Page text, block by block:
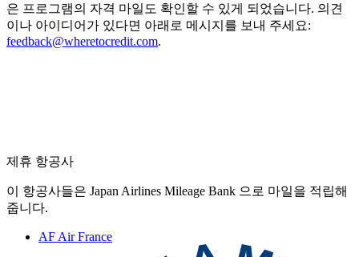
은 프로그램의 자격 마일도 확인할 수 있게 되었습니다. 의견
이나 아이디어가 있다면 아래로 메시지를 보내 주세요:
feedback@wheretocredit.com.
제휴 항공사
이 항공사들은 Japan Airlines Mileage Bank 으로 마일을 적립해
줍니다.
AF Air France